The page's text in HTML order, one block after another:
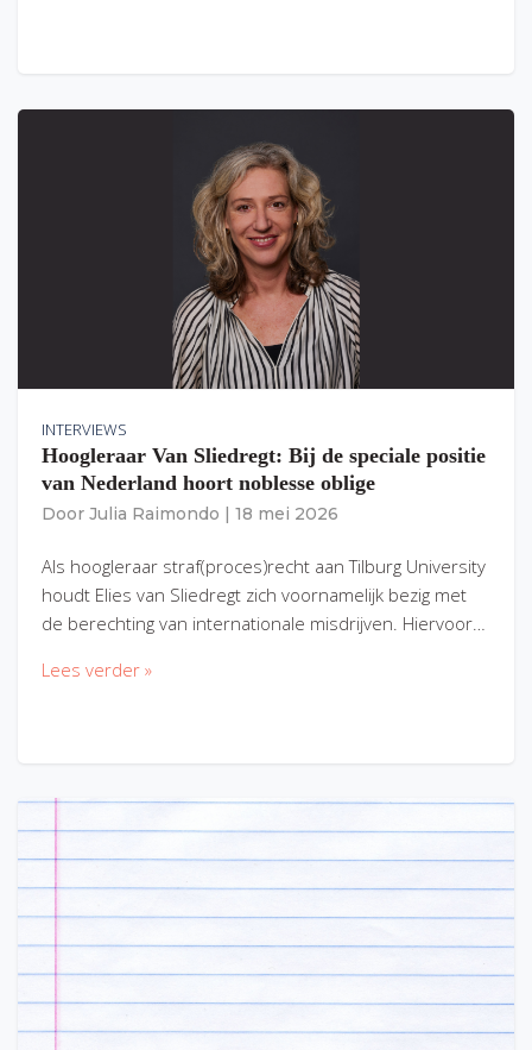
INTERVIEWS
Hoogleraar Van Sliedregt: Bij de speciale positie
van Nederland hoort noblesse oblige
Door Julia Raimondo 18 mei 2026
Als hoogleraar straf(proces)recht aan Tilburg University
houdt Elies van Sliedregt zich voornamelijk bezig met
de berechting van internationale misdrijven. Hiervoor…
Lees verder »